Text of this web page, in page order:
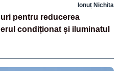
Ionuț Nichita
pentru reducerea
condiționat și iluminatul